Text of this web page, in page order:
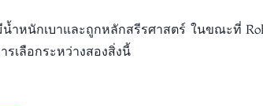
ำหนักเบาและถูกหลักสรีรศาสตร์ ในขณะที่
เลือกระหว่างสองสิ่งนี้